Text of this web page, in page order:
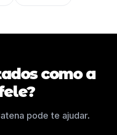
como a
pode te ajudar.